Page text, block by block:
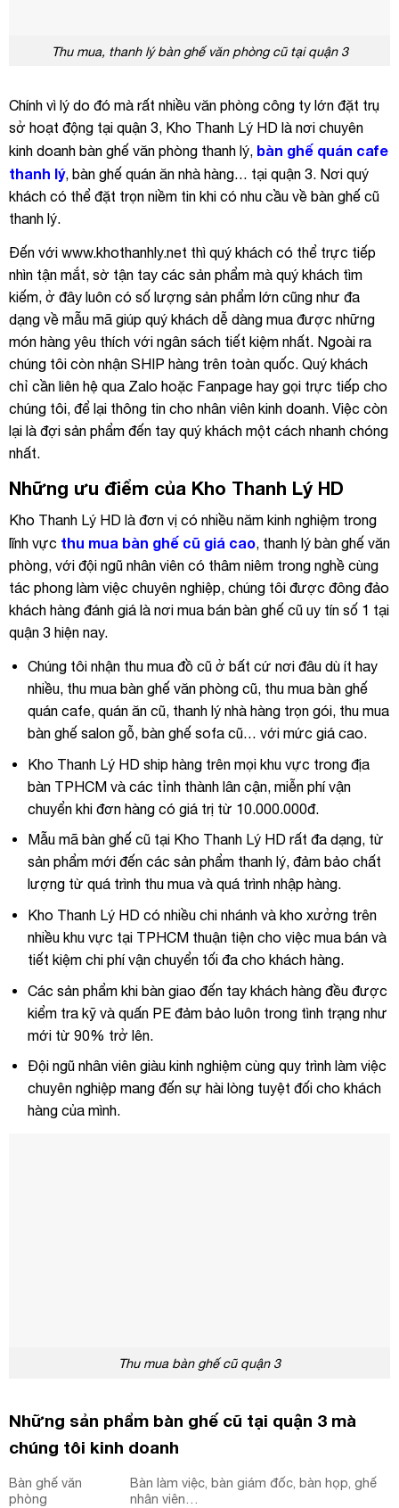
Thu mua, thanh lý bàn ghế văn phòng cũ tại quận 3
Chính vì lý do đó mà rất nhiều văn phòng công ty lớn đặt trụ
sở hoạt động tại quận 3, Kho Thanh Lý HD là nơi chuyên
kinh doanh bàn ghế văn phòng thanh lý, bàn ghế quán cafe
thanh lý, bàn ghế quán ăn nhà hàng… tại quận 3. Nơi quý
khách có thể đặt trọn niềm tin khi có nhu cầu về bàn ghế cũ
thanh lý.
Đến với www.khothanhly.net thì quý khách có thể trực tiếp
nhìn tận mắt, sờ tận tay các sản phẩm mà quý khách tìm
kiếm, ở đây luôn có số lượng sản phẩm lớn cũng như đa
dạng về mẫu mã giúp quý khách dễ dàng mua được những
món hàng yêu thích với ngân sách tiết kiệm nhất. Ngoài ra
chúng tôi còn nhận SHIP hàng trên toàn quốc. Quý khách
chỉ cần liên hệ qua Zalo hoặc Fanpage hay gọi trực tiếp cho
chúng tôi, để lại thông tin cho nhân viên kinh doanh. Việc còn
lại là đợi sản phẩm đến tay quý khách một cách nhanh chóng
nhất.
Những ưu điểm của Kho Thanh Lý HD
Kho Thanh Lý HD là đơn vị có nhiều năm kinh nghiệm trong
lĩnh vực thu mua bàn ghế cũ giá cao, thanh lý bàn ghế văn
phòng, với đội ngũ nhân viên có thâm niêm trong nghề cùng
tác phong làm việc chuyên nghiệp, chúng tôi được đông đảo
khách hàng đánh giá là nơi mua bán bàn ghế cũ uy tín số 1 tại
quận 3 hiện nay.
Chúng tôi nhận thu mua đồ cũ ở bất cứ nơi đâu dù ít hay
nhiều, thu mua bàn ghế văn phòng cũ, thu mua bàn ghế
quán cafe, quán ăn cũ, thanh lý nhà hàng trọn gói, thu mua
bàn ghế salon gỗ, bàn ghế sofa cũ… với mức giá cao.
Kho Thanh Lý HD ship hàng trên mọi khu vực trong địa
bàn TPHCM và các tỉnh thành lân cận, miễn phí vận
chuyển khi đơn hàng có giá trị từ 10.000.000đ.
Mẫu mã bàn ghế cũ tại Kho Thanh Lý HD rất đa dạng, từ
sản phẩm mới đến các sản phẩm thanh lý, đảm bảo chất
lượng từ quá trình thu mua và quá trình nhập hàng.
Kho Thanh Lý HD có nhiều chi nhánh và kho xưởng trên
nhiều khu vực tại TPHCM thuận tiện cho việc mua bán và
tiết kiệm chi phí vận chuyển tối đa cho khách hàng.
Các sản phẩm khi bàn giao đến tay khách hàng đều được
kiểm tra kỹ và quấn PE đảm bảo luôn trong tình trạng như
mới từ 90% trở lên.
Đội ngũ nhân viên giàu kinh nghiệm cùng quy trình làm việc
chuyên nghiệp mang đến sự hài lòng tuyệt đối cho khách
hàng của mình.
Thu mua bàn ghế cũ quận 3
Những sản phẩm bàn ghế cũ tại quận 3 mà
chúng tôi kinh doanh
Bàn ghế văn
phòng
Bàn làm việc, bàn giám đốc, bàn họp, ghế
nhân viên…